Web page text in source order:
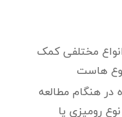
مختلفی کمک
هاست
در هنگام مطالعه
رومیزی یا